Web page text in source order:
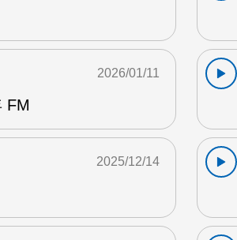
FM
2026/01/11
2025/12/14